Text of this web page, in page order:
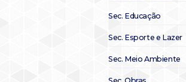
Sec. Educação
Sec. Esporte e Lazer
Sec. Meio Ambiente